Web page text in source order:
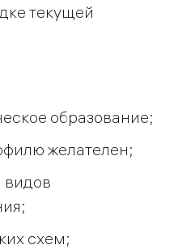
текущей
образование;
желателен;
видов
схем;